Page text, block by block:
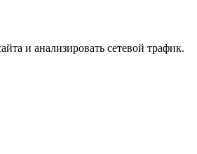
и анализировать сетевой трафик.